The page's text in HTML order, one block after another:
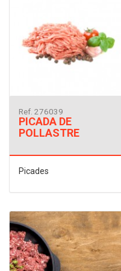
Ref. 276039
PICADA DE
POLLASTRE
Picades